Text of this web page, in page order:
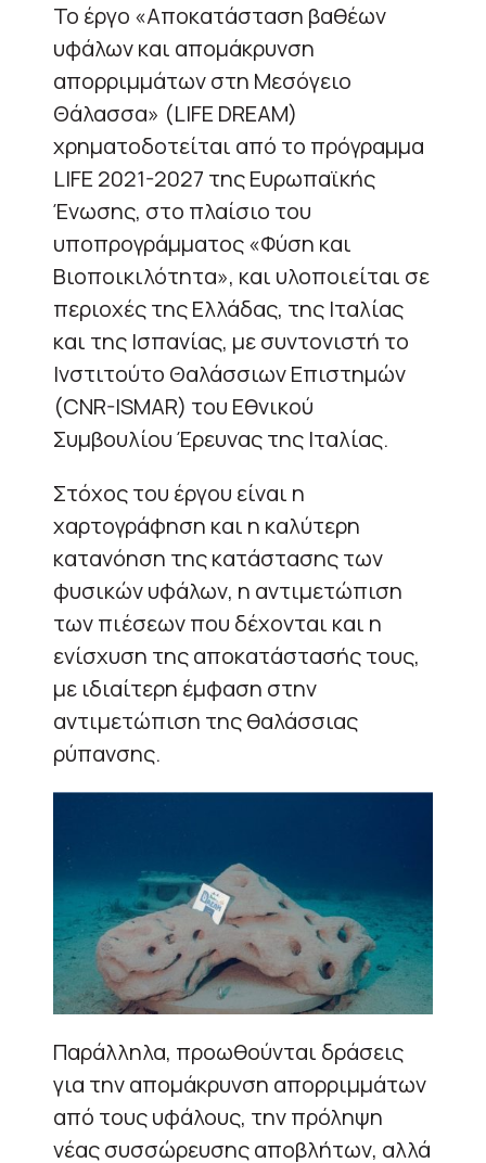
Το έργο «Αποκατάσταση βαθέων
υφάλων και απομάκρυνση
απορριμμάτων στη Μεσόγειο
Θάλασσα» (LIFE DREAM)
χρηματοδοτείται από το πρόγραμμα
LIFE 2021-2027 της Ευρωπαϊκής
Ένωσης, στο πλαίσιο του
υποπρογράμματος «Φύση και
Βιοποικιλότητα», και υλοποιείται σε
περιοχές της Ελλάδας, της Ιταλίας
και της Ισπανίας, με συντονιστή το
Ινστιτούτο Θαλάσσιων Επιστημών
(CNR-ISMAR) του Εθνικού
Συμβουλίου Έρευνας της Ιταλίας.
Στόχος του έργου είναι η
χαρτογράφηση και η καλύτερη
κατανόηση της κατάστασης των
φυσικών υφάλων, η αντιμετώπιση
των πιέσεων που δέχονται και η
ενίσχυση της αποκατάστασής τους,
με ιδιαίτερη έμφαση στην
αντιμετώπιση της θαλάσσιας
ρύπανσης.
Παράλληλα, προωθούνται δράσεις
για την απομάκρυνση απορριμμάτων
από τους υφάλους, την πρόληψη
νέας συσσώρευσης αποβλήτων, αλλά